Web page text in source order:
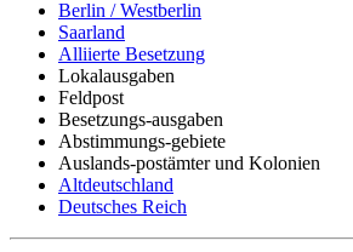
Berlin / Westberlin
Saarland
Alliierte Besetzung
Lokalausgaben
Feldpost
Besetzungs-ausgaben
Abstimmungs-gebiete
Auslands-postämter und Kolonien
Altdeutschland
Deutsches Reich